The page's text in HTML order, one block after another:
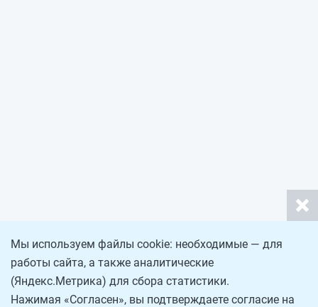
Мы используем файлы cookie: необходимые — для
работы сайта, а также аналитические
(Яндекс.Метрика) для сбора статистики.
Нажимая «Согласен», вы подтверждаете согласие на